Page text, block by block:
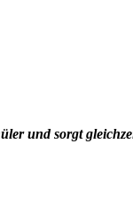
und sorgt